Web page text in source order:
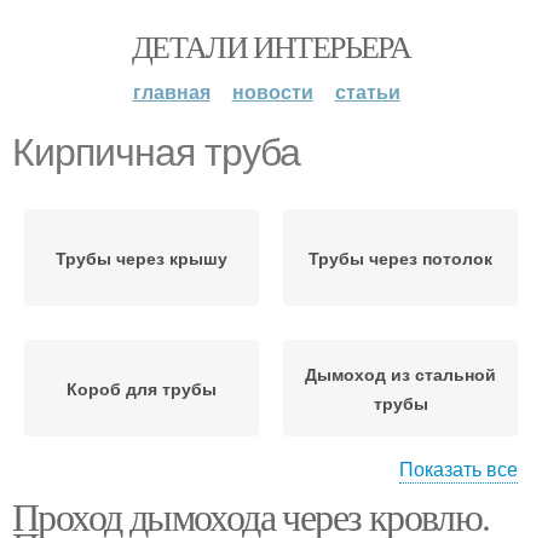
ДЕТАЛИ ИНТЕРЬЕРА
главная новости статьи
Кирпичная труба
Трубы через крышу Трубы через потолок
Короб для трубы
Дымоход из стальной
трубы
Расстояние от трубы Дымоходные трубы
Показать все
Проход дымохода через кровлю.